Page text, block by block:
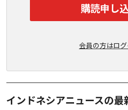
購読申し
会員の方はロ
インドネシアニュースの最